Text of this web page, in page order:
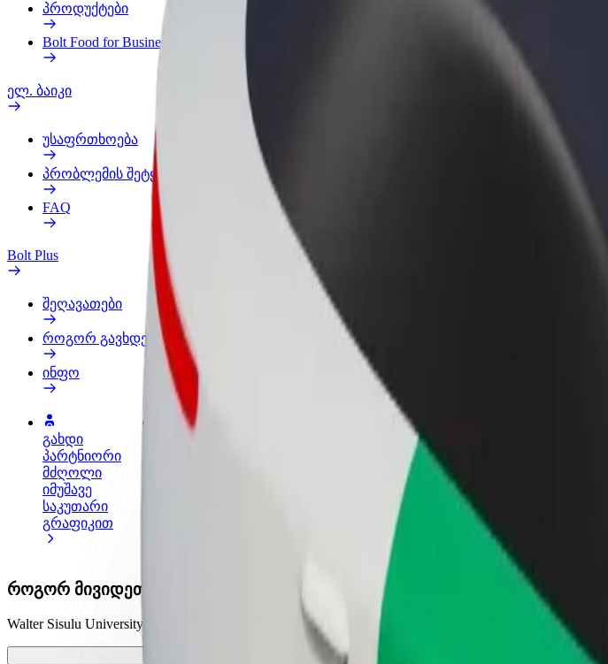
პროდუქტები
Bolt Food for Business
ელ. ბაიკი
უსაფრთხოება
პრობლემის შეტყობინება
FAQ
Bolt Plus
შეღავათები
როგორ გავხდე გამომწერი
ინფო
გახდი
პარტნიორი
მძღოლი
იმუშავე
საკუთარი
გრაფიკით
გახდი კურიერი
დაამატე რესტორანი ან
მაღაზია
მოიზიდე მეტი მომხმარებელი
და გაზარდე გაყიდვები
როგორ მივიდეთ Walter Sisulu University დან Superspar Savoy მდე
Walter Sisulu University დან Superspar Savoy მდე გადაადგილების საუკეთესო გზას ეძებ?
გადმოწერე